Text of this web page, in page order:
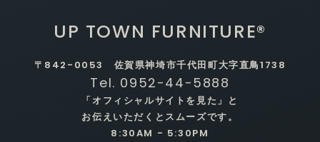
UP TOWN FURNITURE®
〒842-0053 佐賀県神埼市千代田町大字直鳥1738
Tel. 0952-44-5888
「オフィシャルサイトを見た」と
お伝えいただくとスムーズです。
8:30AM - 5:30PM